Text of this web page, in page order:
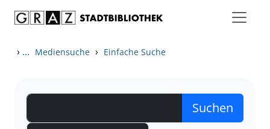
› ... Mediensuche › Einfache Suche